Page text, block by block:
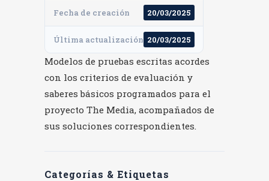
Fecha de creación 20/03/2025
Última actualización 20/03/2025
Modelos de pruebas escritas acordes
con los criterios de evaluación y
saberes básicos programados para el
proyecto The Media, acompañados de
sus soluciones correspondientes.
Categorías & Etiquetas